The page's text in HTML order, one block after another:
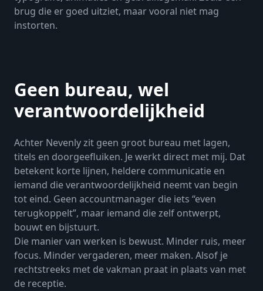
brug die er goed uitziet, maar vooral niet mag
instorten.
Geen bureau, wel
verantwoordelijkheid
Achter Nevenly zit geen groot bureau met lagen,
titels en doorgeefluiken. Je werkt direct met mij. Dat
betekent korte lijnen, heldere communicatie en
iemand die verantwoordelijkheid neemt van begin
tot eind. Geen accountmanager die iets “even
terugkoppelt”, maar iemand die zelf ontwerpt,
bouwt en bijstuurt.
Die manier van werken is bewust. Minder ruis, meer
focus. Minder vergaderen, meer maken. Alsof je
rechtstreeks met de vakman praat in plaats van met
de receptie.